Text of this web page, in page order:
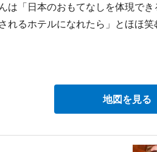
は「日本のおもてなしを体現で
れるホテルになれたら」とほほ笑
地図を見る